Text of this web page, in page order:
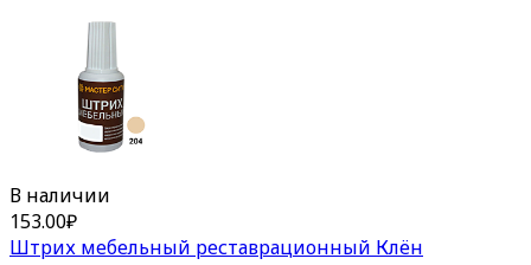
В наличии
153.00₽
Штрих мебельный реставрационный Клён